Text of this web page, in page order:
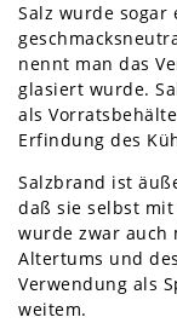
Salz wurde sogar
nennt man das
glasiert wurde.
als
Erfindung des
Salzbrand ist
daß sie selbst
wurde zwar auch
Altertums und
Verwendung als
weitem.